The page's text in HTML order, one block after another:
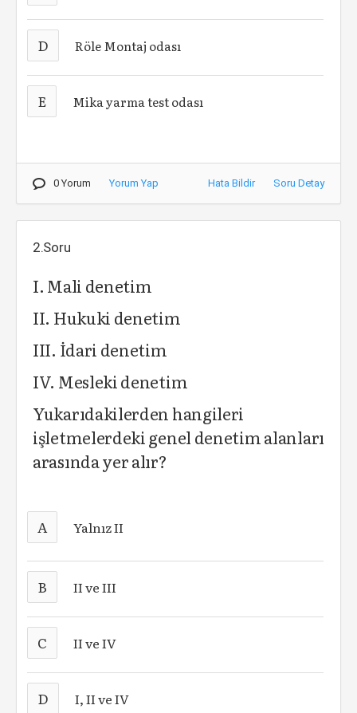
D Röle Montaj odası
E Mika yarma test odası
0 Yorum Yorum Yap Hata Bildir Soru Detay
2.Soru
I. Mali denetim
II. Hukuki denetim
III. İdari denetim
IV. Mesleki denetim
Yukarıdakilerden hangileri
işletmelerdeki genel denetim alanları
arasında yer alır?
A Yalnız II
B II ve III
C II ve IV
D I, II ve IV